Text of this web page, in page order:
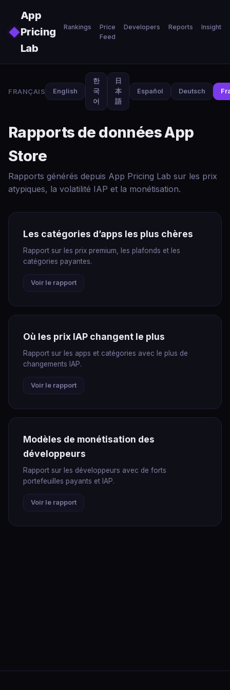
◆
App
Pricing
Lab
Rankings
Price
Feed
Developers Reports Insights
FRANÇAIS English
한
국
어
日
本
語
Español Deutsch
Rapports de données App
Store
Rapports générés depuis App Pricing Lab sur les prix
atypiques, la volatilité IAP et la monétisation.
Les catégories d’apps les plus chères
Rapport sur les prix premium, les plafonds et les
catégories payantes.
Voir le rapport
Où les prix IAP changent le plus
Rapport sur les apps et catégories avec le plus de
changements IAP.
Voir le rapport
Modèles de monétisation des
développeurs
Rapport sur les développeurs avec de forts
portefeuilles payants et IAP.
Voir le rapport